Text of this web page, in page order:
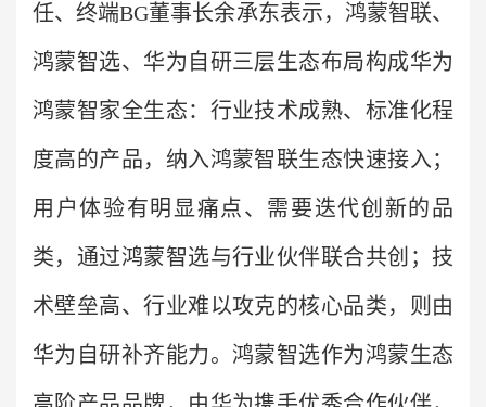
任、终端BG董事长余承东表示，鸿蒙智联、
鸿蒙智选、华为自研三层生态布局构成华为
鸿蒙智家全生态：行业技术成熟、标准化程
度高的产品，纳入鸿蒙智联生态快速接入；
用户体验有明显痛点、需要迭代创新的品
类，通过鸿蒙智选与行业伙伴联合共创；技
术壁垒高、行业难以攻克的核心品类，则由
华为自研补齐能力。鸿蒙智选作为鸿蒙生态